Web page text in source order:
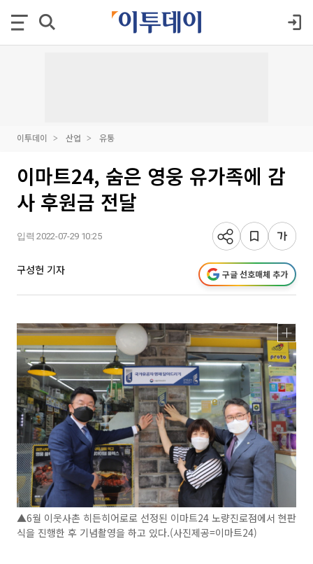
이투데이 산업 유통
이마트24, 숨은 영웅 유가족에 감
사 후원금 전달
입력 2022-07-29 10:25
구성헌 기자 구글 선호매체 추가
▲6월 이웃사촌 히든히어로로 선정된 이마트24 노량진로점에서 현판
식을 진행한 후 기념촬영을 하고 있다.(사진제공=이마트24)